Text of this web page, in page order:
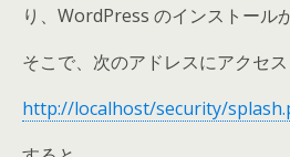
り、WordPress のインストール
そこで、次のアドレスにアクセス
http://localhost/security/